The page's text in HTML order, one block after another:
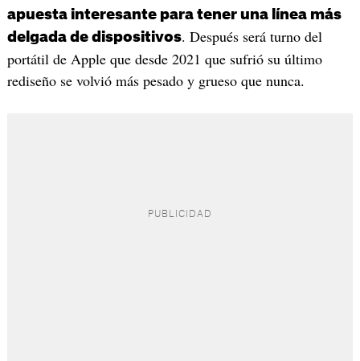
apuesta interesante para tener una línea más
delgada de dispositivos. Después será turno del
portátil de Apple que desde 2021 que sufrió su último
rediseño se volvió más pesado y grueso que nunca.